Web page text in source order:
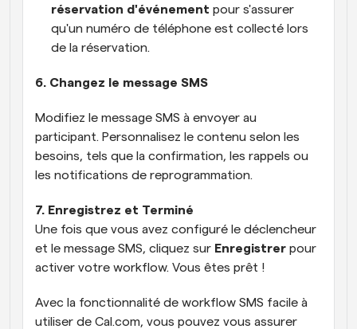
réservation d'événement pour s'assurer
qu'un numéro de téléphone est collecté lors
de la réservation.
6. Changez le message SMS
Modifiez le message SMS à envoyer au
participant. Personnalisez le contenu selon les
besoins, tels que la confirmation, les rappels ou
les notifications de reprogrammation.
7. Enregistrez et Terminé
Une fois que vous avez configuré le déclencheur
et le message SMS, cliquez sur Enregistrer pour
activer votre workflow. Vous êtes prêt !
Avec la fonctionnalité de workflow SMS facile à
utiliser de Cal.com, vous pouvez vous assurer